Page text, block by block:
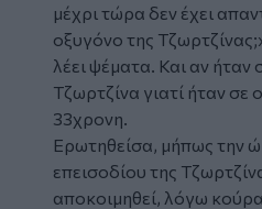
μέχρι τώρα δεν έχει
οξυγόνο της
λέει ψέματα. Και αν ήταν
Τζωρτζίνα γιατί ήταν
33χρονη.
Ερωτηθείσα, μήπως την
επεισοδίου της
αποκοιμηθεί, λόγω